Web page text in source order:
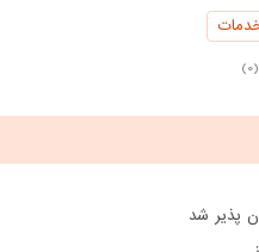
(0)
پذیر شد